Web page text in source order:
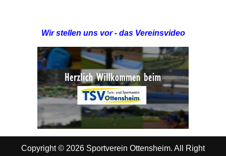
Wir stellen uns vor - das Vereinsvideo
Copyright © 2026 Sportverein Ottensheim. All Right